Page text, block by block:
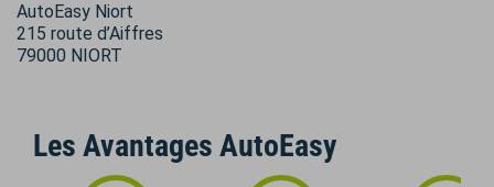
AutoEasy Niort
215 route d’Aiffres
79000 NIORT
Les Avantages AutoEasy